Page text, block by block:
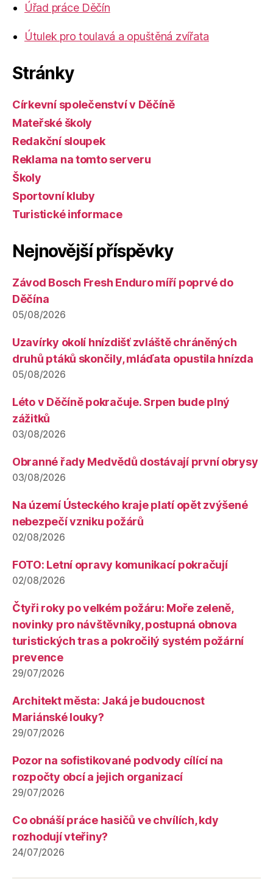
Úřad práce Děčín
Útulek pro toulavá a opuštěná zvířata
Stránky
Církevní společenství v Děčíně
Mateřské školy
Redakční sloupek
Reklama na tomto serveru
Školy
Sportovní kluby
Turistické informace
Nejnovější příspěvky
Závod Bosch Fresh Enduro míří poprvé do
Děčína
05/08/2026
Uzavírky okolí hnízdišť zvláště chráněných
druhů ptáků skončily, mláďata opustila hnízda
05/08/2026
Léto v Děčíně pokračuje. Srpen bude plný
zážitků
03/08/2026
Obranné řady Medvědů dostávají první obrysy
03/08/2026
Na území Ústeckého kraje platí opět zvýšené
nebezpečí vzniku požárů
02/08/2026
FOTO: Letní opravy komunikací pokračují
02/08/2026
Čtyři roky po velkém požáru: Moře zeleně,
novinky pro návštěvníky, postupná obnova
turistických tras a pokročilý systém požární
prevence
29/07/2026
Architekt města: Jaká je budoucnost
Mariánské louky?
29/07/2026
Pozor na sofistikované podvody cílící na
rozpočty obcí a jejich organizací
29/07/2026
Co obnáší práce hasičů ve chvílích, kdy
rozhodují vteřiny?
24/07/2026